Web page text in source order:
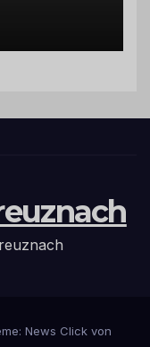
in
News Click von